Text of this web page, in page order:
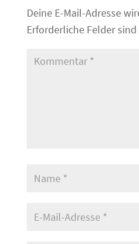
Deine E-Mail-Adresse
Erforderliche Felder